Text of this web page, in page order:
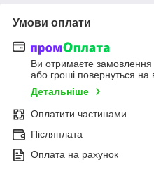
Умови оплати
Ви отримаєте замовлення
або гроші повернуться на
Детальніше
Оплатити частинами
Післяплата
Оплата на рахунок